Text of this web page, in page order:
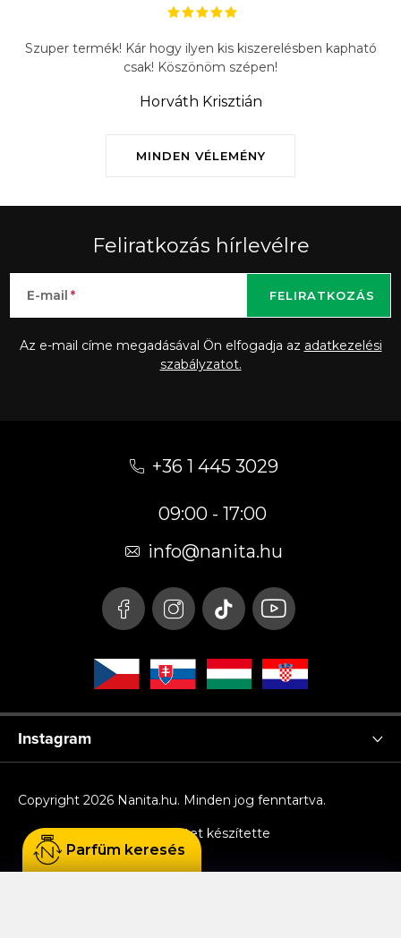
MINDEN VÉLEMÉNY
Szuper termék! Kár hogy ilyen kis kiszerelésben kapható
csak! Köszönöm szépen!
Horváth Krisztián
Feliratkozás hírlevélre
E-mail
Az e-mail címe megadásával Ön elfogadja az adatkezelési
szabályzatot.
FELIRATKOZÁS
+36 1 445 3029
09:00 - 17:00
info@nanita.hu
Instagram
Shoptet készítette
Copyright 2026 Nanita.hu. Minden jog fenntartva.
Parfüm keresés